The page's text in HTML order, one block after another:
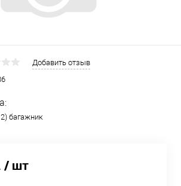
Добавить отзыв
багажник
/ шт